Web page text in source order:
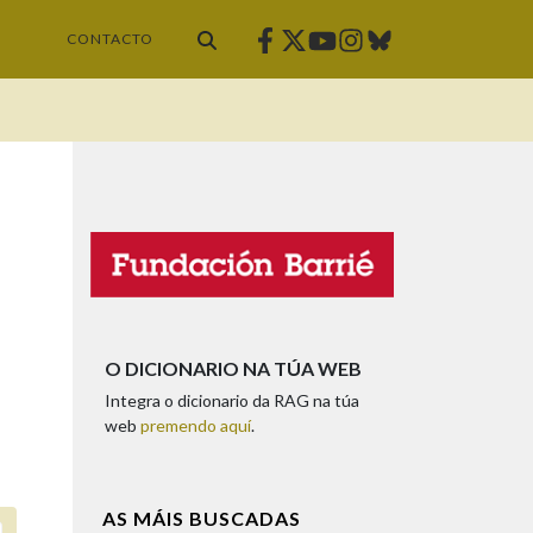
CONTACTO Facebook
Twitter
Youtube
Instagram
Bluesky
O DICIONARIO NA TÚA WEB
Integra o dicionario da RAG na túa
web premendo aquí.
AS MÁIS BUSCADAS